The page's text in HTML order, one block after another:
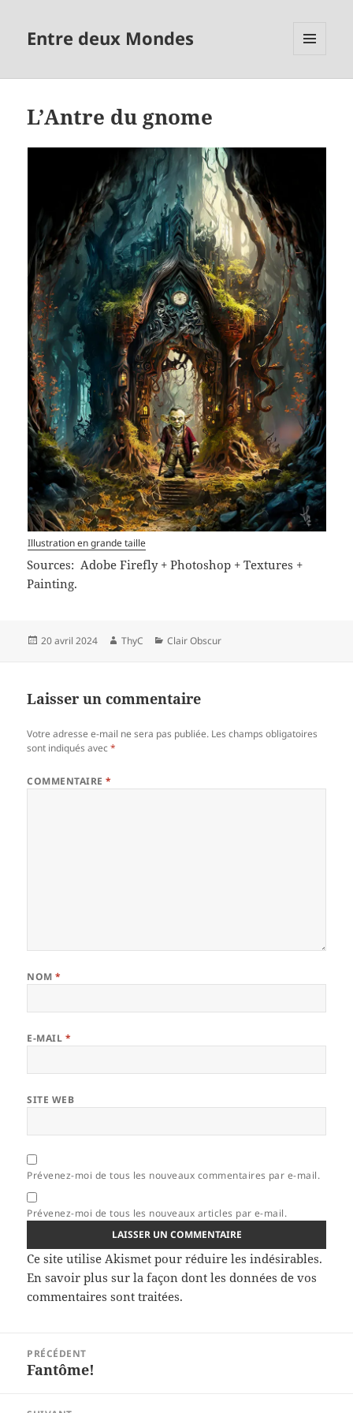
Entre deux Mondes
L’Antre du gnome
Illustration en grande taille
Sources: Adobe Firefly + Photoshop + Textures +
Painting.
Publié
20 avril 2024 Auteur
ThyC Catégories
Clair Obscur
Laisser un commentaire
Votre adresse e-mail ne sera pas publiée. Les champs obligatoires
sont indiqués avec*
COMMENTAIRE*
NOM*
E-MAIL *
SITE WEB
Prévenez-moi de tous les nouveaux commentaires par e-mail.
Prévenez-moi de tous les nouveaux articles par e-mail.
Ce site utilise Akismet pour réduire les indésirables.
En savoir plus sur la façon dont les données de vos
commentaires sont traitées.
l’article
PRÉCÉDENT
Article
Fantôme!